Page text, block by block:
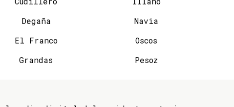
Degaña
El Franco
Grandas
Navia
Oscos
Pesoz